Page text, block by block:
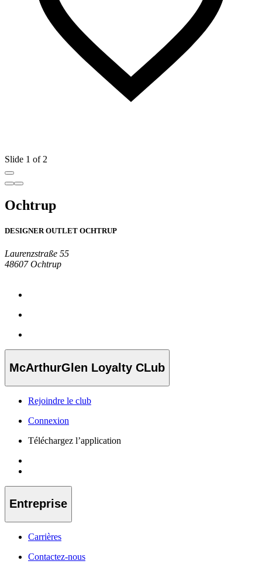
Slide 1 of 2
Ochtrup
DESIGNER OUTLET OCHTRUP
Laurenzstraße 55
48607 Ochtrup
McArthurGlen Loyalty CLub
Rejoindre le club
Connexion
Téléchargez l’application
Entreprise
Carrières
Contactez-nous